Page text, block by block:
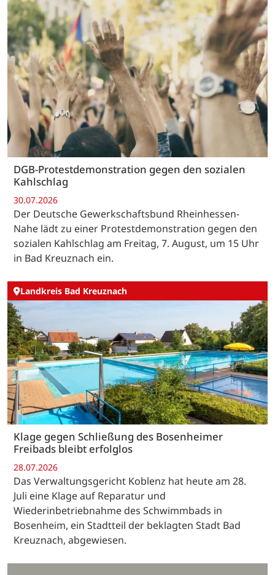
DGB-Protestdemonstration gegen den sozialen
Kahlschlag
30.07.2026
Der Deutsche Gewerkschaftsbund Rheinhessen-
Nahe lädt zu einer Protestdemonstration gegen den
sozialen Kahlschlag am Freitag, 7. August, um 15 Uhr
in Bad Kreuznach ein.
Landkreis Bad Kreuznach
Klage gegen Schließung des Bosenheimer
Freibads bleibt erfolglos
28.07.2026
Das Verwaltungsgericht Koblenz hat heute am 28.
Juli eine Klage auf Reparatur und
Wiederinbetriebnahme des Schwimmbads in
Bosenheim, ein Stadtteil der beklagten Stadt Bad
Kreuznach, abgewiesen.